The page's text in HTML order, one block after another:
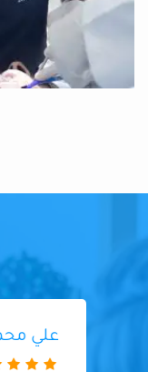
علي محمد